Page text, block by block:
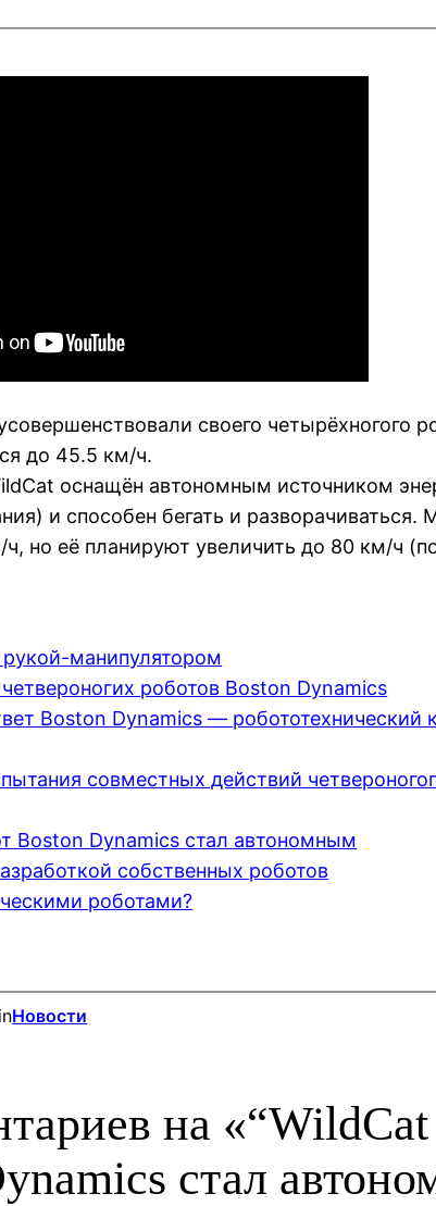
своего четырёхногого
до 45.5 км/ч.
оснащён автономным источником
и способен бегать и разворачиваться.
но её планируют увеличить до 80 км/ч
манипулятором
роботов Boston Dynamics
Boston Dynamics — робототехнический
совместных действий
Boston Dynamics стал автономным
собственных роботов
роботами?
Новости
на
стал